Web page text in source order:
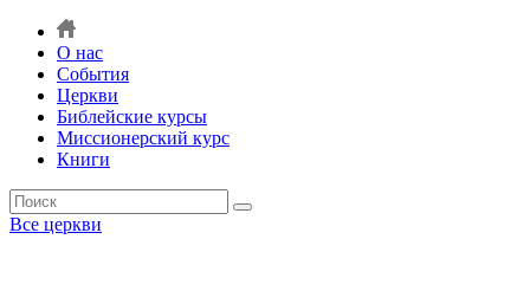
О нас
События
Церкви
Библейские курсы
Миссионерский курс
Книги
Все церкви